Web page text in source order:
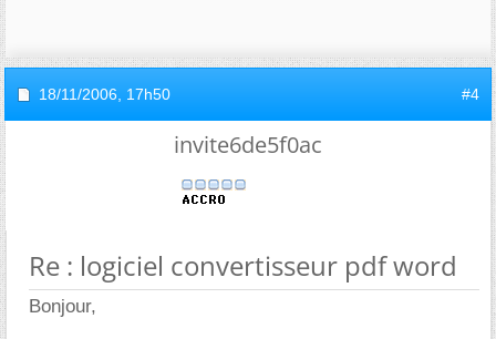
18/11/2006, 17h50 #4
invite6de5f0ac
Re : logiciel convertisseur pdf word
Bonjour,